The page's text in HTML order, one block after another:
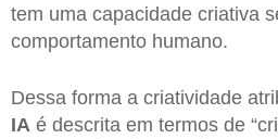
tem uma capacidade criativa
comportamento humano.
Dessa forma a criatividade
IA é descrita em termos de